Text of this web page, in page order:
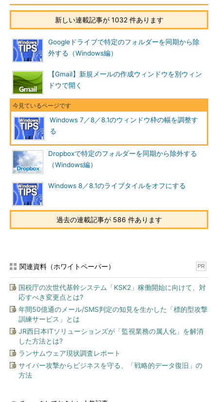
［ディスプレイ］ダイアログの画面
［ディスプレイ］ダイアログの左側のメニューから［配色の
変更］リンクをクリックする。
（1）［配色の変更］リンクをクリックする。Windows 7
Starterエディションのみこのメニューが用意されている。→
［Ａ］へ
［Ａ］
［ウィンドウの色とデザイン］ダイアログの画面
このダイアログでは配色が選択できる。「Windo
の古いWindowsの配色に変更できる。ウィンドウ
枠の幅を変更するには、さらに［詳細設定］ボタ
ンをクリックする。
ここでさらに［詳細設定］ボタンをクリッ
クする。→ ［Ｂ］へ
新しい連載記事が 1032 件あります
Googleドライブで特定のフォルダーを同期から除
外する（Windows編）
【Gmail】新規メールの作成ウィンドウを別ウィン
ドウで開く
Windows 7／8／8.1のウィンドウ枠の幅を調整す
る
Dropboxで特定のフォルダーを同期から除外する
（Windows編）
Windows 8／8.1のライブタイルをオフにする
過去の連載記事が 586 件あります
関連資料（ホワイトペーパー） PR
国税庁の次世代基幹システム「KSK2」稼働開始に向けて、対
応すべき変更点とは?
年間50億通のメール/SMS判定の知見を生かした「標的型攻撃
訓練サービス」とは
JR西日本ITソリューションズが「監視業務の属人化」を解消
した方法とは?
ランサムウェア現状調査レポート
サイバー攻撃からビジネスを守る、「戦略的データ復旧」の
方法